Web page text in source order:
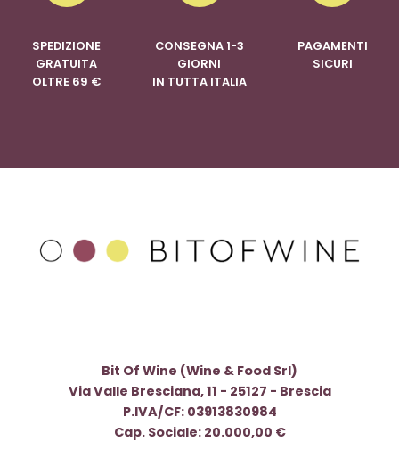
SPEDIZIONE
GRATUITA
OLTRE 69 €
CONSEGNA 1-3
GIORNI
IN TUTTA ITALIA
PAGAMENTI
SICURI
Bit Of Wine (Wine & Food Srl)
Via Valle Bresciana, 11 - 25127 - Brescia
P.IVA/CF: 03913830984
Cap. Sociale: 20.000,00 €